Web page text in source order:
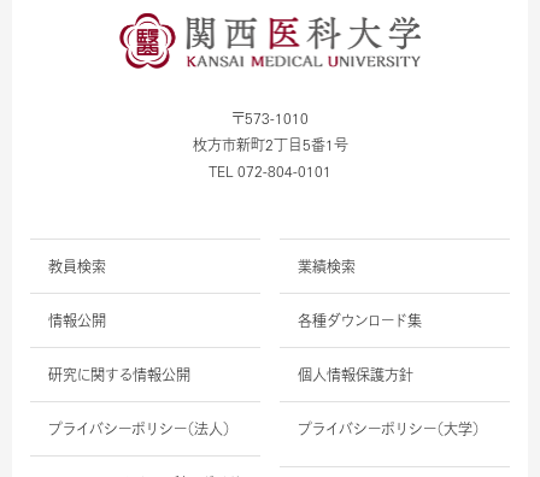
〒573-1010
枚方市新町2丁目5番1号
TEL 072-804-0101
教員検索 業績検索
情報公開 各種ダウンロード集
研究に関する情報公開 個人情報保護方針
プライバシーポリシー（法人） プライバシーポリシー（大学）